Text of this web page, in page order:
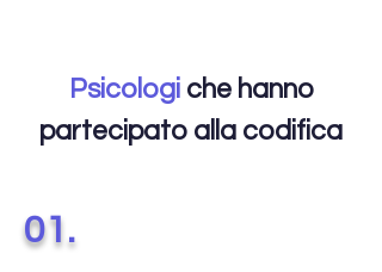
Psicologiche hanno
partecipato alla codifica
01.